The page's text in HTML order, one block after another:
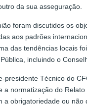
da sua asseguração.
foram discutidos os
aos padrões
das tendências locais
incluindo o
presidente Técnico do
a normatização do
a obrigatoriedade ou não